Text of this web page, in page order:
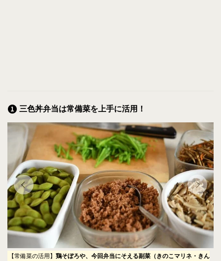
三色丼弁当は常備菜を上手に活用！
【常備菜の活用】 鶏そぼろや、今回弁当にそえる副菜（きのこマリネ・きん